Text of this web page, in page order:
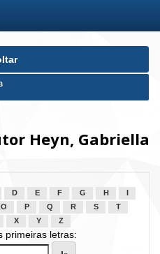
Heyn, Gabriella
D E F G H
O P Q R S
T
X Y Z
primeiras letras: